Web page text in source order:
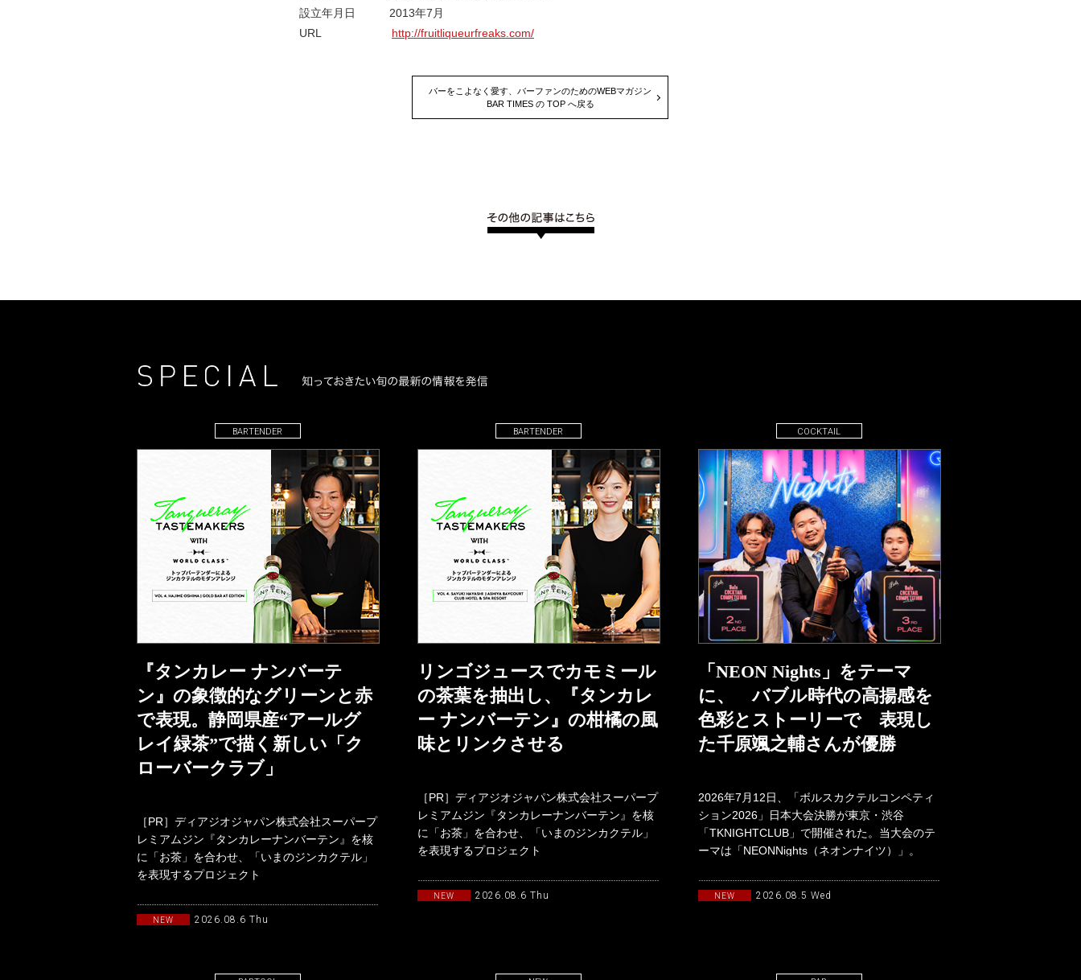
設立年月日 2013年7月
URL http://fruitliqueurfreaks.com/
バーをこよなく愛す、バーファンのためのWEBマガジン
BAR TIMES の TOP へ戻る
BARTENDER
『タンカレー ナンバーテ
ン』の象徴的なグリーンと赤
で表現。静岡県産“アールグ
レイ緑茶”で描く新しい「ク
ローバークラブ」
［PR］ディアジオジャパン株式会社スーパープ
レミアムジン『タンカレーナンバーテン』を核
に「お茶」を合わせ、「いまのジンカクテル」
を表現するプロジェクト
NEW 2026.08.6 Thu
BARTENDER
リンゴジュースでカモミール
の茶葉を抽出し、『タンカレ
ー ナンバーテン』の柑橘の風
味とリンクさせる
［PR］ディアジオジャパン株式会社スーパープ
レミアムジン『タンカレーナンバーテン』を核
に「お茶」を合わせ、「いまのジンカクテル」
を表現するプロジェクト
NEW 2026.08.6 Thu
COCKTAIL
「NEON Nights」をテーマ
に、 バブル時代の高揚感を
色彩とストーリーで 表現し
た千原颯之輔さんが優勝
2026年7月12日、「ボルスカクテルコンペティ
ション2026」日本大会決勝が東京・渋谷
「TKNIGHTCLUB」で開催された。当大会のテ
ーマは「NEONNights（ネオンナイツ）」。
NEW 2026.08.5 Wed